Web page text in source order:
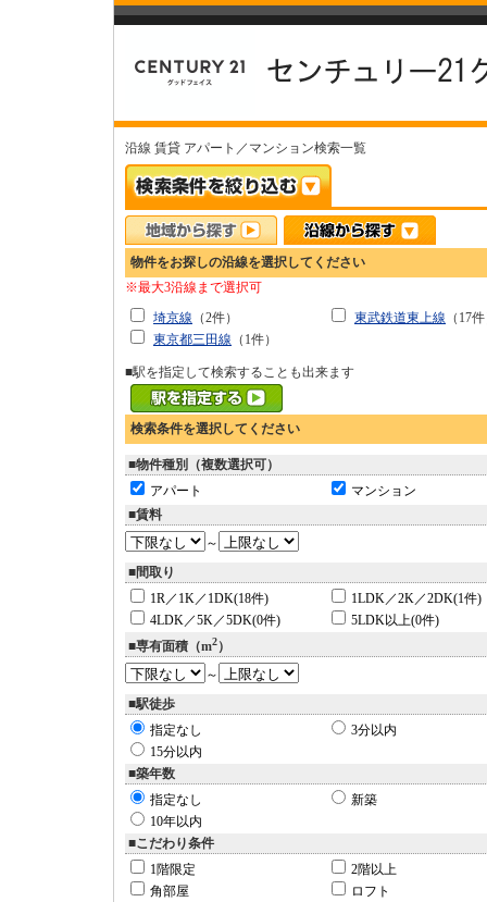
沿線 賃貸 アパート／マンション検索一覧
物件をお探しの沿線を選択してください
※最大3沿線まで選択可
埼京線 （2件） 東武鉄道東上線 （17
東京都三田線 （1件）
■駅を指定して検索することも出来ます
検索条件を選択してください
■物件種別（複数選択可）
アパート
マンション
■賃料
～
■間取り
1R／1K／1DK(18件)
1LDK／2K／2DK(1件)
4LDK／5K／5DK(0件)
5LDK以上(0件)
■専有面積（m2）
～
■駅徒歩
指定なし
3分以内
15分以内
■築年数
指定なし
新築
10年以内
■こだわり条件
1階限定
2階以上
角部屋
ロフト